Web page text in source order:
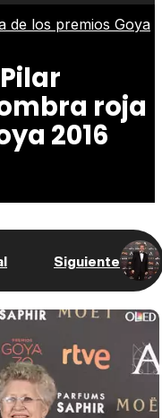
de los premios Goya
roja
2016
Siguiente